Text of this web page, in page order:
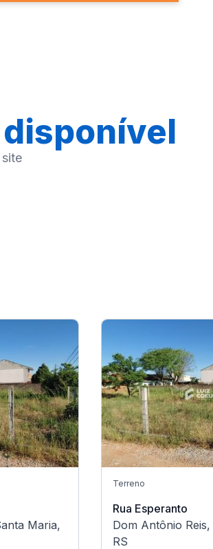
disponível
Maria,
Terreno
Rua Esperanto
Dom Antônio
RS